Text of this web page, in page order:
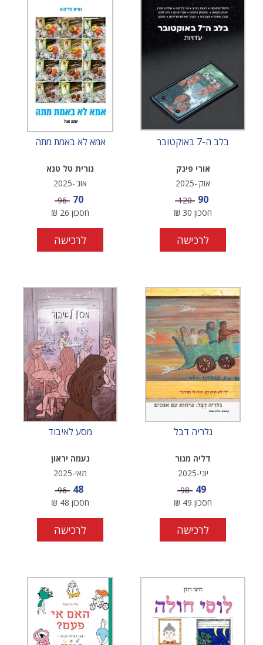
בלב ה-7 באוקטובר
אורי פינק
אוק'-2025
מחיר מבצע
90 מחיר
120
חסכון 30
₪
לרכישה
אמא לא באמת מתה
נורית טל טנא
אוג'-2025
מחיר מבצע
70 מחיר
96
חסכון 26
₪
לרכישה
גלריה דבל
דליה מנור
יוני-2025
מחיר מבצע
49 מחיר
98
חסכון 49
₪
לרכישה
מסע לאיבוד
נעמה יראון
מאי-2025
מחיר מבצע
48 מחיר
96
חסכון 48
₪
לרכישה